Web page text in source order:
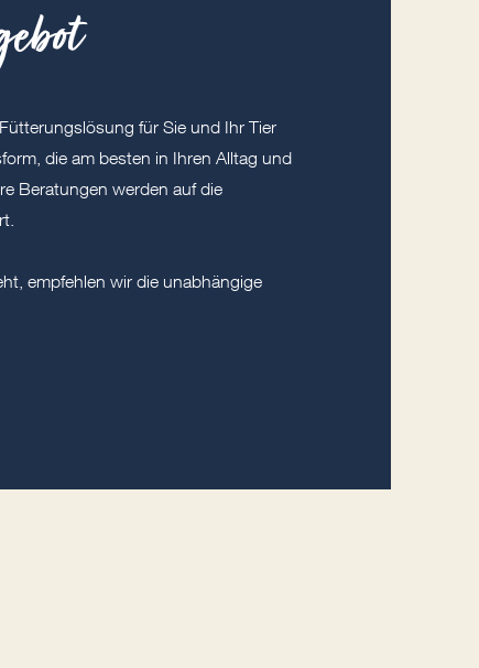
für Sie und Ihr Tier
die am besten in Ihren Alltag und
Beratungen werden auf die
empfehlen wir die unabhängige